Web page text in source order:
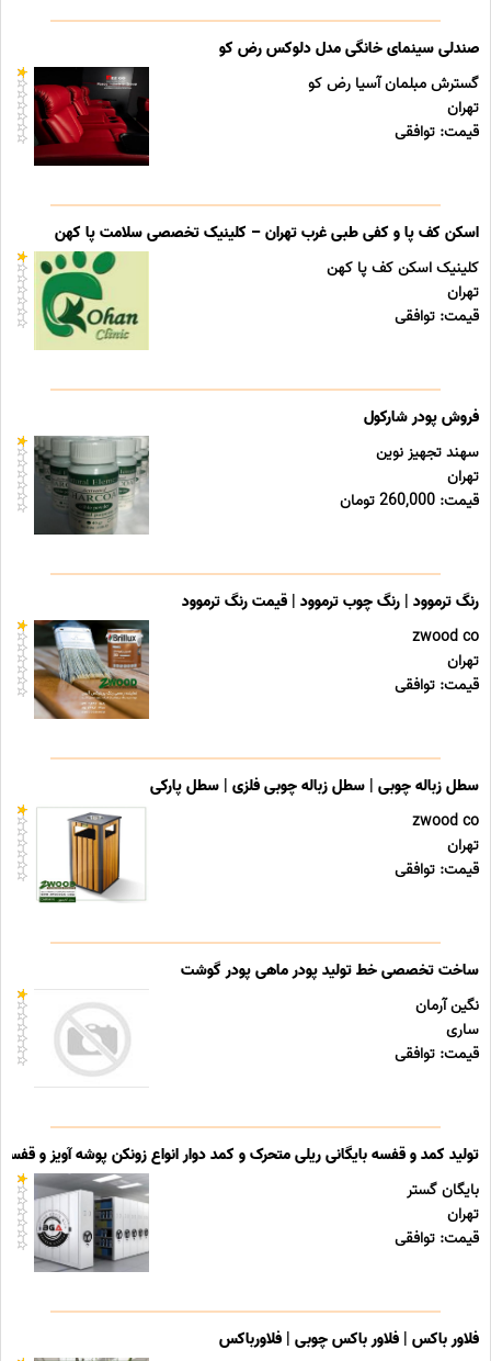
صندلی سینمای خانگی مدل دلوکس رض کو
گسترش مبلمان آسیا رض کو
تهران
قیمت: توافقی
اسکن کف پا و کفی طبی غرب تهران – کلینیک تخصصی سلامت پا کهن
کلینیک اسکن کف پا کهن
تهران
قیمت: توافقی
فروش پودر شارکول
سهند تجهیز نوین
تهران
قیمت: 260,000 تومان
رنگ ترموود | رنگ چوب ترموود | قیمت رنگ ترموود
zwood co
تهران
قیمت: توافقی
سطل زباله چوبی | سطل زباله چوبی فلزی | سطل پارکی
zwood co
تهران
قیمت: توافقی
ساخت تخصصی خط تولید پودر ماهی پودر گوشت
نگین آرمان
ساری
قیمت: توافقی
تولید کمد و قفسه بایگانی ریلی متحرک و کمد دوار انواع زونکن پوشه آویز و قفسه
بایگان گستر
تهران
قیمت: توافقی
فلاور باکس | فلاور باکس چوبی | فلاورباکس